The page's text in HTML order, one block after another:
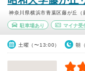
神奈川県横浜市青葉区藤が丘（
駐車場あり マイナ受
土曜（〜13:00） 朝